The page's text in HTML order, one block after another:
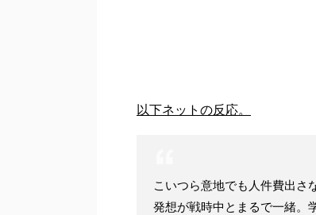
以下ネットの反応。
こいつら意地でも人件費出さ
発想が戦時中とまるで一緒。